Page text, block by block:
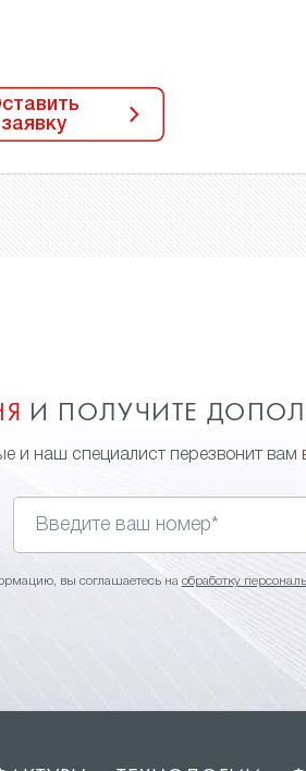
заявку
И ПОЛУЧИТЕ
и наш специалист перезвонит вам
вы соглашаетесь на обработку